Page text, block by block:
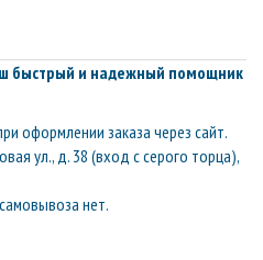
быстрый и надежный помощник
оформлении заказа через сайт.
ул., д. 38 (вход с серого торца),
нет.